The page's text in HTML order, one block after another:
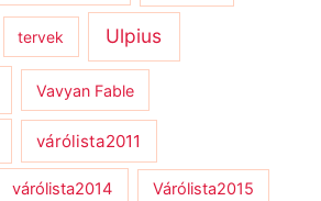
tervek Ulpius
Vavyan Fable
várólista2011
várólista2014 Várólista2015